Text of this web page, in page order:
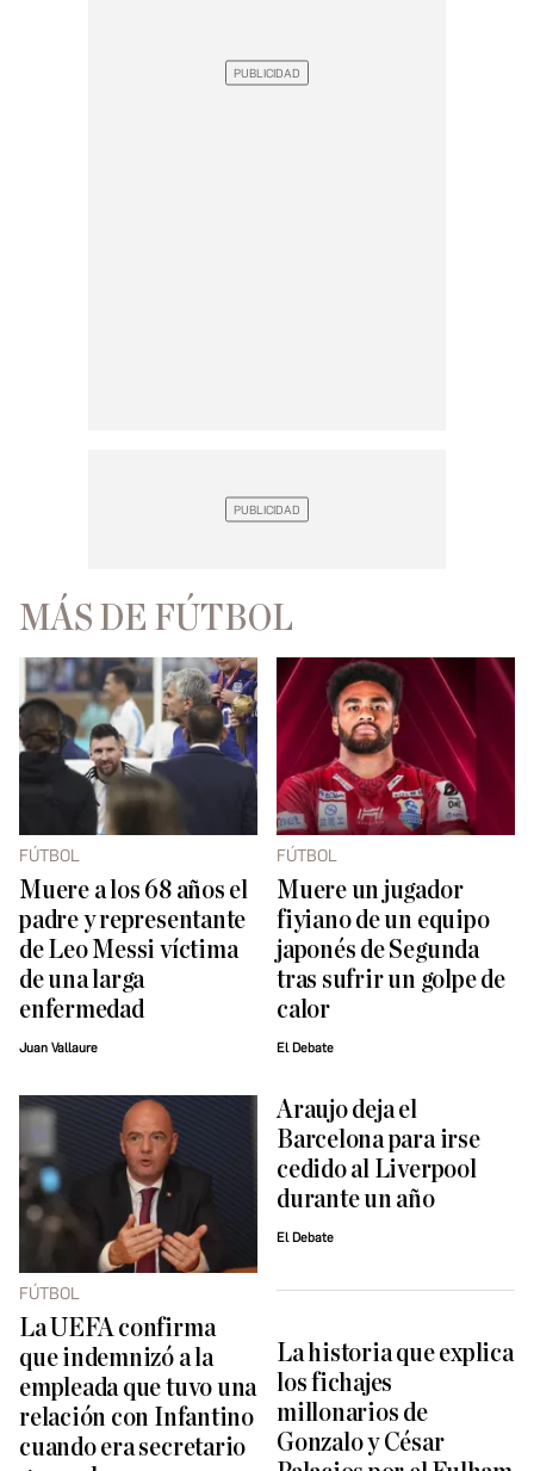
MÁS DE FÚTBOL
FÚTBOL
Muere a los 68 años el
padre y representante
de Leo Messi víctima
de una larga
enfermedad
Juan Vallaure
FÚTBOL
Muere un jugador
fiyiano de un equipo
japonés de Segunda
tras sufrir un golpe de
calor
El Debate
FÚTBOL
La UEFA confirma
que indemnizó a la
empleada que tuvo una
relación con Infantino
cuando era secretario
Araujo deja el
Barcelona para irse
cedido al Liverpool
durante un año
El Debate
La historia que explica
los fichajes
millonarios de
Gonzalo y César